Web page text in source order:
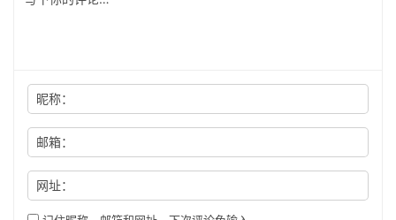
昵称：
邮箱：
网址：